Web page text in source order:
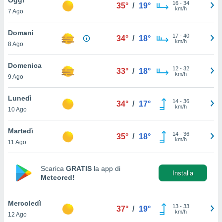
è
al sito
di
ci
di
il
un
la
nella
7 Ago
35° / 19° 16- 34
km/h
Domani
8 Ago
34° / 18° 17- 40
km/h
Domenica
9 Ago
33° / 18° 12- 32
km/h
Lunedì
10 Ago
34° / 17° 14- 36
km/h
Martedì
11 Ago
35° / 18° 14- 36
km/h
Scarica GRATIS la app di
Meteored!
Installa
Mercoledì
12 Ago
37° / 19° 13- 33
km/h